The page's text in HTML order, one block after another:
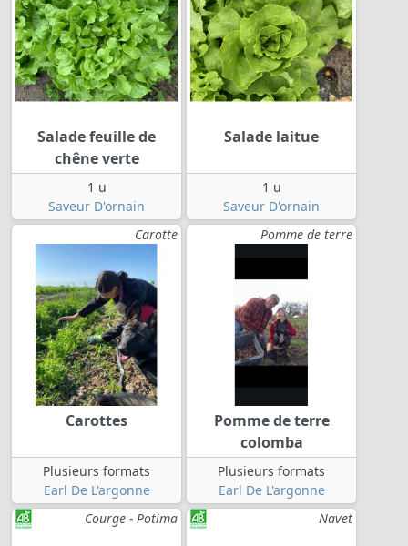
Salade feuille de
chêne verte
1 u
Saveur D'ornain
Salade laitue
1 u
Saveur D'ornain
Carotte
Carottes
Plusieurs formats
Earl De L'argonne
Pomme de terre
Pomme de terre
colomba
Plusieurs formats
Earl De L'argonne
Courge - Potima
Navet